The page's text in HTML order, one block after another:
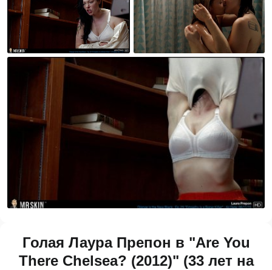
Голая Лаура Препон в "Are You
There Chelsea? (2012)" (33 лет на